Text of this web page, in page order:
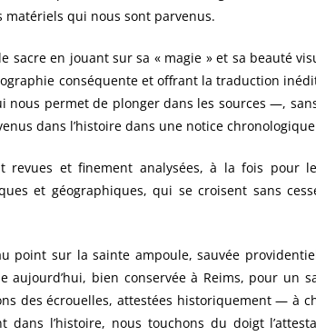
matériels qui nous sont parvenus.
sacre en jouant sur sa « magie » et sa beauté
conséquente et offrant la traduction
nous permet de plonger dans les sources —,
dans l’histoire dans une notice
revues et finement analysées, à la fois pour
et géographiques, qui se croisent sans
point sur la sainte ampoule, sauvée
aujourd’hui, bien conservée à Reims, pour un
des écrouelles, attestées historiquement — à
dans l’histoire, nous touchons du doigt